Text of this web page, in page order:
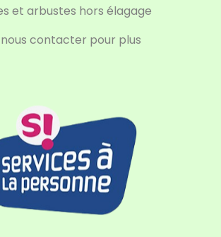
et arbustes hors élagage
contacter pour plus